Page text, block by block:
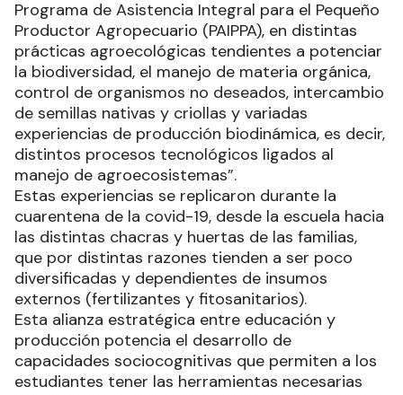
Programa de Asistencia Integral para el Pequeño
Productor Agropecuario (PAIPPA), en distintas
prácticas agroecológicas tendientes a potenciar
la biodiversidad, el manejo de materia orgánica,
control de organismos no deseados, intercambio
de semillas nativas y criollas y variadas
experiencias de producción biodinámica, es decir,
distintos procesos tecnológicos ligados al
manejo de agroecosistemas”.
Estas experiencias se replicaron durante la
cuarentena de la covid-19, desde la escuela hacia
las distintas chacras y huertas de las familias,
que por distintas razones tienden a ser poco
diversificadas y dependientes de insumos
externos (fertilizantes y fitosanitarios).
Esta alianza estratégica entre educación y
producción potencia el desarrollo de
capacidades sociocognitivas que permiten a los
estudiantes tener las herramientas necesarias